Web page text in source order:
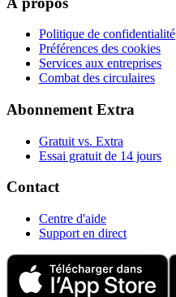
Politique de confidentialité
Préférences des cookies
Services aux entreprises
Combat des circulaires
Abonnement Extra
Gratuit vs. Extra
Essai gratuit de 14 jours
Contact
Centre d'aide
Support en direct